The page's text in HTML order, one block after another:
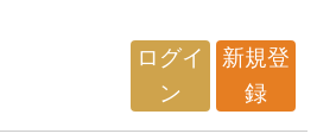
ログイ
ン
新規登
録